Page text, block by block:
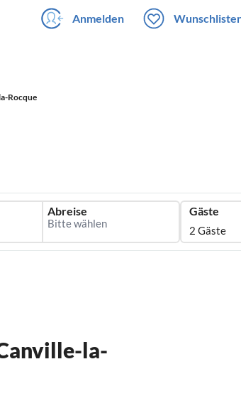
Anmelden
Rocque
Abreise Gäste
2 Gäste
la-